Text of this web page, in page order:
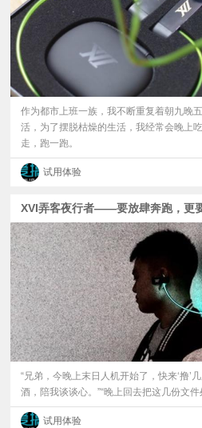
作为都市上班一族，我不断重复着朝九晚
活，为了摆脱枯燥的生活，我经常会晚上
走，跑一跑。
试用体验
XVI弄客夜行者——要放肆奔跑，更
“兄弟，今晚上末日人机开始了，快来‘撸’
酒，陪我谈谈心。”“晚上回去把这几份文
试用体验